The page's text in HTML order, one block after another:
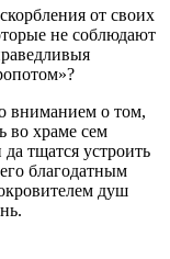
от своих
не соблюдают
вниманием о том,
во храме сем
тщатся устроить
благодатным
душ